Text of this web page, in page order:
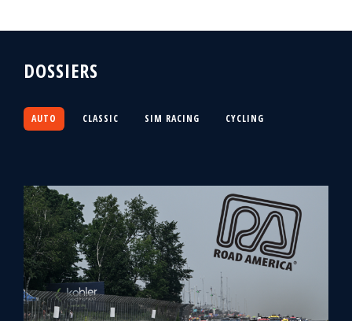
DOSSIERS
AUTO CLASSIC SIM RACING CYCLING